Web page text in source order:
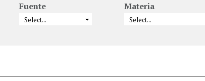
Fuente Materia